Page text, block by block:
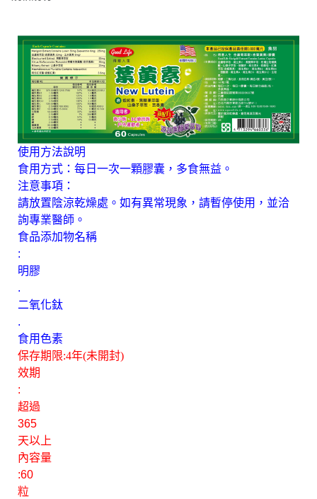
使用方法說明
食用方式：每日一次一顆膠囊，多食無益。
注意事項：
請放置陰涼乾燥處。如有異常現象，請暫停使用，並洽
詢專業醫師。
食品添加物名稱
:
明膠
.
二氧化鈦
.
食用色素
保存期限:4年(未開封)
效期
:
超過
365
天以上
內容量
:60
粒